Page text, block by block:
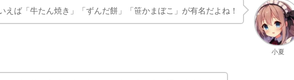
小夏
えば「牛たん焼き」「ずんだ餅」「笹かまぼこ」が有名だよね！